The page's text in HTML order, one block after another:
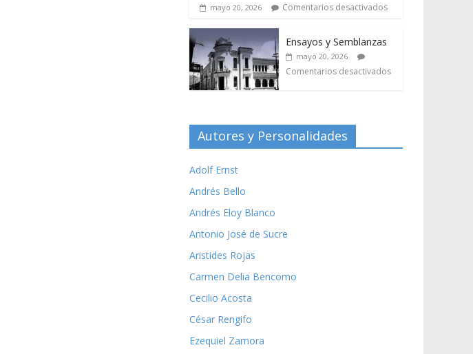
mayo 20, 2026 Comentarios desactivados
Ensayos y Semblanzas
mayo 20, 2026
Comentarios desactivados
Autores y Personalidades
Adolf Ernst
Andrés Bello
Andrés Eloy Blanco
Antonio José de Sucre
Aristides Rojas
Carmen Delia Bencomo
Cecilio Acosta
César Rengifo
Ezequiel Zamora